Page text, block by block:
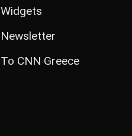
Widgets
Newsletter
Το CNN Greece